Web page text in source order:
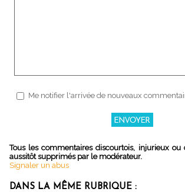
Me notifier l'arrivée de nouveaux
Tous les commentaires discourtois, injurieux ou
aussitôt supprimés par le modérateur.
Signaler un abus
DANS LA MÊME RUBRIQUE :